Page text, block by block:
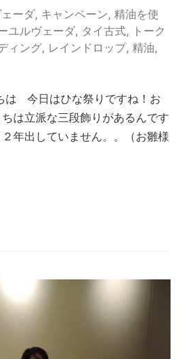
ーダ, キャンペーン, 精油を使
ユルヴェーダ, タイ古式, トーク
ィング, レインドロップ, 精油,
は 今日はひな祭りですね！お
は立派な三段飾りがあるんです
年出していません。。（お雛様